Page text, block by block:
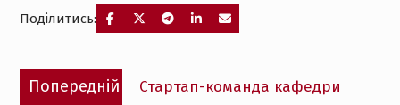
Поділитись:
Навігація
записів
Попередній
Попередній
запис:
Стартап-команда кафедри